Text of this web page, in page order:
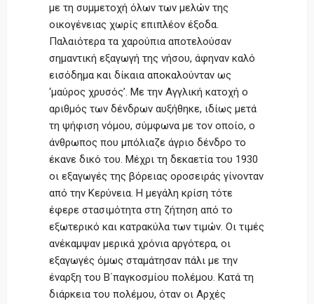
με τη συμμετοχή όλων των μελών της
οικογένειας χωρίς επιπλέον έξοδα.
Παλαιότερα τα χαρούπια αποτελούσαν
σημαντική εξαγωγή της νήσου, άφηναν καλό
εισόδημα και δίκαια αποκαλούνταν ως
‘μαύρος χρυσός’. Με την Αγγλική κατοχή ο
αριθμός των δένδρων αυξήθηκε, ιδίως μετά
τη ψήφιση νόμου, σύμφωνα με τον οποίο, ο
άνθρωπος που μπόλιαζε άγριο δένδρο το
έκανε δικό του. Μέχρι τη δεκαετία του 1930
οι εξαγωγές της βόρειας οροσειράς γίνονταν
από την Κερύνεια. Η μεγάλη κρίση τότε
έφερε στασιμότητα στη ζήτηση από το
εξωτερικό και κατρακύλα των τιμών. Οι τιμές
ανέκαμψαν μερικά χρόνια αργότερα, οι
εξαγωγές όμως σταμάτησαν πάλι με την
έναρξη του Β΄παγκοσμίου πολέμου. Κατά τη
διάρκεια του πολέμου, όταν οι Αρχές